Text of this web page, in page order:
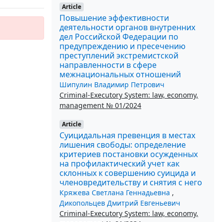
Article
Повышение эффективности
деятельности органов внутренних
дел Российской Федерации по
предупреждению и пресечению
преступлений экстремистской
направленности в сфере
межнациональных отношений
Шипулин Владимир Петрович
Criminal-Executory System: law, economy,
management № 01/2024
Article
Суицидальная превенция в местах
лишения свободы: определение
критериев постановки осужденных
на профилактический учет как
склонных к совершению суицида и
членовредительству и снятия с него
Кряжева Светлана Геннадьевна ,
Дикопольцев Дмитрий Евгеньевич
Criminal-Executory System: law, economy,